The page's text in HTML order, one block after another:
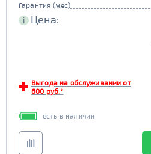
Гарантия (мес)
i Цена:
Выгода на обслуживании от
600 руб.*
есть в наличии